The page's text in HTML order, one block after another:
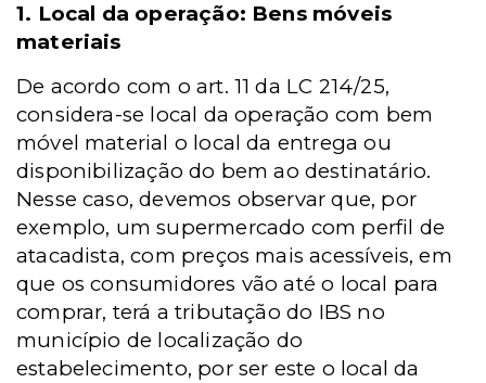
1. Local da operação: Bens móveis
materiais
De acordo com o art. 11 da LC 214/25,
considera-se local da operação com bem
móvel material o local da entrega ou
disponibilização do bem ao destinatário.
Nesse caso, devemos observar que, por
exemplo, um supermercado com perfil de
atacadista, com preços mais acessíveis, em
que os consumidores vão até o local para
comprar, terá a tributação do IBS no
município de localização do
estabelecimento, por ser este o local da